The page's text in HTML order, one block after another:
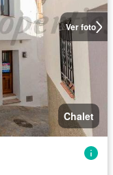
Ver foto
Chalet